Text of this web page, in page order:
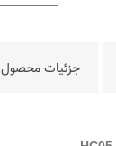
جزئیات محصول